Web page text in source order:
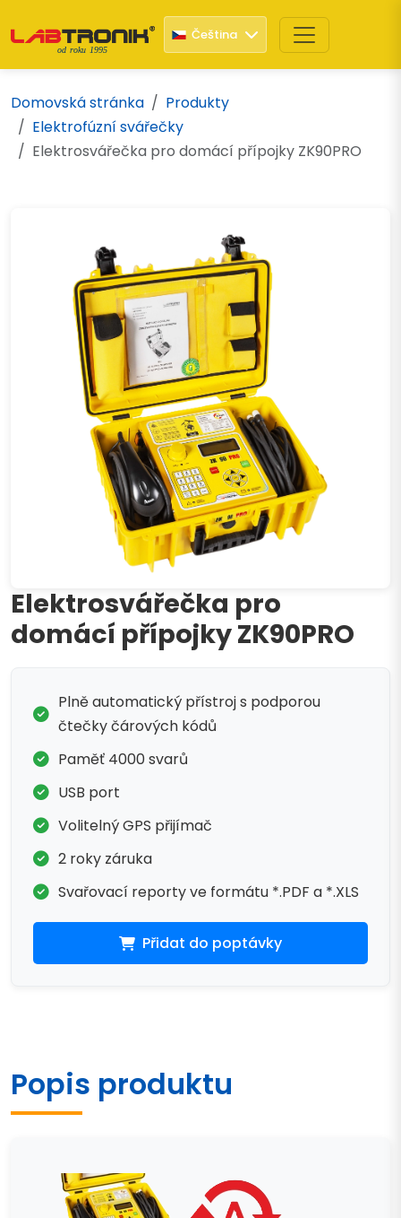
od roku 1995
Čeština
Domovská stránka
Produkty
Elektrofúzní svářečky
Elektrosvářečka pro domácí přípojky ZK90PRO
Elektrosvářečka pro
domácí přípojky ZK90PRO
Plně automatický přístroj s podporou
čtečky čárových kódů
Paměť 4000 svarů
USB port
Volitelný GPS přijímač
2 roky záruka
Svařovací reporty ve formátu *.PDF a *.XLS
Přidat do poptávky
Popis produktu